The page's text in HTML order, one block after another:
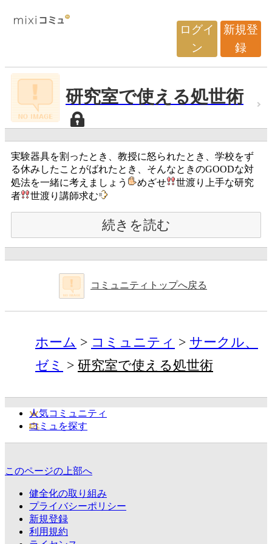
ログイ
ン
新規登
録
研究室で使える処世術
実験器具を割ったとき、教授に怒られたとき、学校をず
る休みしたことがばれたとき、そんなときのGOODな対
処法を一緒に考えましょう
めざせ
世渡り上手な研究
者
世渡り講師求む
続きを読む
コミュニティトップへ戻る
ホーム コミュニティ
サークル、
ゼミ
研究室で使える処世術
人気コミュニティ
コミュを探す
このページの上部へ
健全化の取り組み
プライバシーポリシー
新規登録
利用規約